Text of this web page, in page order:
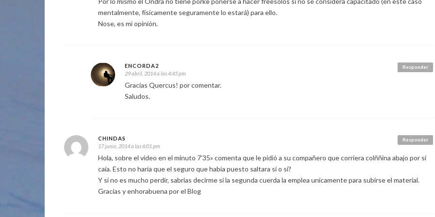
mentalmente, físicamente seguramente lo estará) para ello.
Nose, es mi opinión.
Responder
ENCORDA2
29 abril, 2014 a las 4:45 pm
Gracias Quercus! por comentar.
Saludos.
Responder
CHINDAS
17 junio, 2014 a las 6:01 pm
Hola, sobre el video en el minuto 7’35» comenta que le pidió a su compañero que corriera colññina abajo por si
caía. Esto no haría que el seguro que habia puesto saltara si o si?
Y si no es mucho perdir, sabrias decirme si la segunda cuerda la emplea unicamente para subirse el material.
Gracias y enhorabuena por el Blog